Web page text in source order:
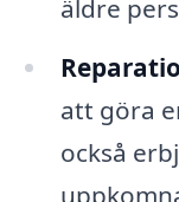
äldre
att göra
också